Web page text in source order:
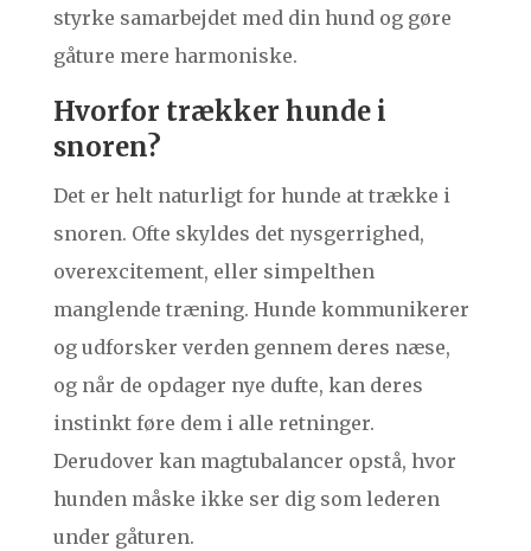
styrke samarbejdet med din hund og gøre
gåture mere harmoniske.
Hvorfor trækker hunde i
snoren?
Det er helt naturligt for hunde at trække i
snoren. Ofte skyldes det nysgerrighed,
overexcitement, eller simpelthen
manglende træning. Hunde kommunikerer
og udforsker verden gennem deres næse,
og når de opdager nye dufte, kan deres
instinkt føre dem i alle retninger.
Derudover kan magtubalancer opstå, hvor
hunden måske ikke ser dig som lederen
under gåturen.